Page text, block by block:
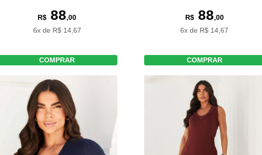
R$ 88,00
6x de R$ 14,67
COMPRAR
R$88,00
6x de R$ 14,67
COMPRAR